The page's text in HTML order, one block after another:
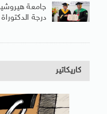
جامعة
درجة
كاريكاتير